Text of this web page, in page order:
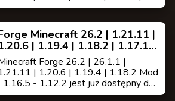
jest modem do minecrafta
wbudowane wsparcie
HD tekstur, czcionek HD i
nie
MCPatcher ).
Minecraft 26.2 | 1.21.11 |
| 1.19.4 | 1.18.2 | 1.17.1 |
| 1.13.2 | 1.12.2 | 1.8.9 |
Forge 26.2 | 26.1.1 |
| 1.20.6 | 1.19.4 | 1.18.2 Mod
1.16.5 - 1.12.2 jest już dostępny do
Forge jest modem